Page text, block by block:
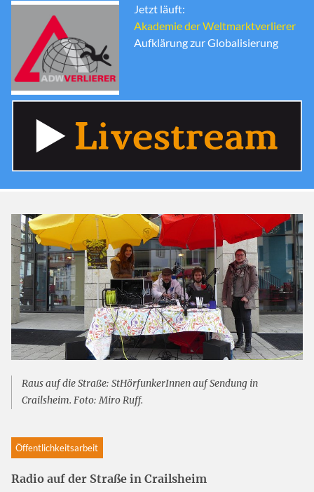
Jetzt läuft:
Akademie der Weltmarktverlierer
Aufklärung zur Globalisierung
Raus auf die Straße: StHörfunkerInnen auf Sendung in
Crailsheim. Foto: Miro Ruff.
Öffentlichkeitsarbeit
Radio auf der Straße in Crailsheim